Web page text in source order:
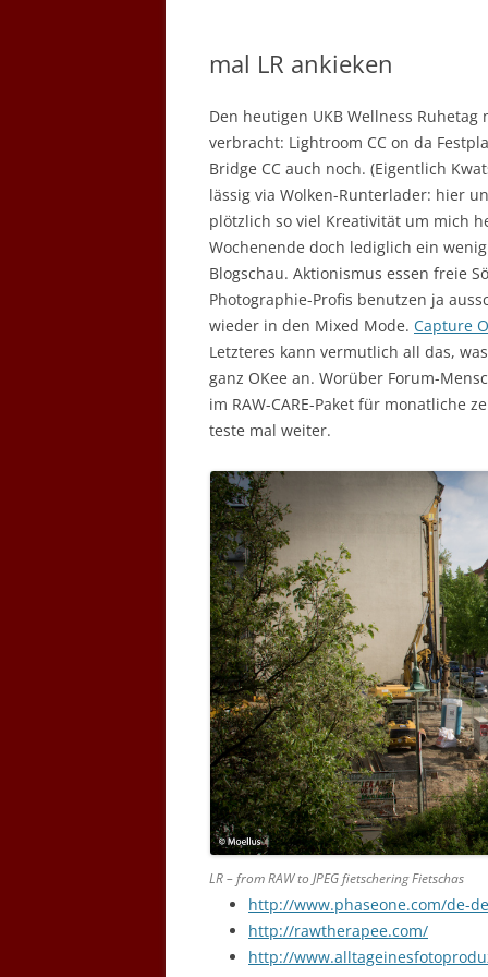
mal LR ankieken
Den heutigen UKB Wellness
verbracht: Lightroom CC on da
Bridge CC auch noch. (Eigentlich
lässig via Wolken-Runterlader: hier
plötzlich so viel Kreativität um mich
Wochenende doch lediglich ein
Blogschau. Aktionismus essen freie
Photographie-Profis benutzen ja
wieder in den Mixed Mode. Capture
Letzteres kann vermutlich all das,
ganz OKee an. Worüber Forum-
im RAW-CARE-Paket für monatliche
teste mal weiter.
LR – from RAW to JPEG fietschering Fietschas
http://www.phaseone.com/de-
http://rawtherapee.com/
http://